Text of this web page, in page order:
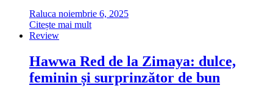
Raluca noiembrie 6, 2025
Citește mai mult
Review
Hawwa Red de la Zimaya: dulce,
feminin și surprinzător de bun